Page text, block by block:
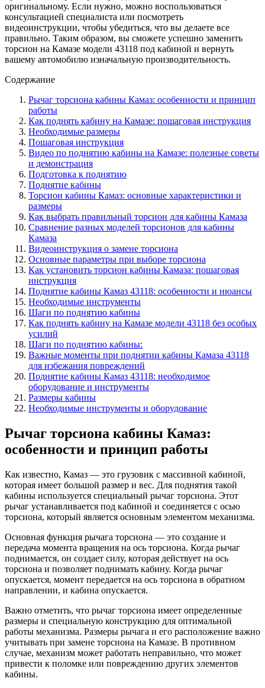
оригинальному. Если нужно, можно воспользоваться
консультацией специалиста или посмотреть
видеоинструкции, чтобы убедиться, что вы делаете все
правильно. Таким образом, вы сможете успешно заменить
торсион на Камазе модели 43118 под кабиной и вернуть
вашему автомобилю изначальную производительность.
Содержание
Рычаг торсиона кабины Камаз: особенности и принцип
работы
Как поднять кабину на Камазе: пошаговая инструкция
Необходимые размеры
Пошаговая инструкция
Видео по поднятию кабины на Камазе: полезные советы
и демонстрация
Подготовка к поднятию
Поднятие кабины
Торсион кабины Камаз: основные характеристики и
размеры
Как выбрать правильный торсион для кабины Камаза
Сравнение разных моделей торсионов для кабины
Камаза
Видеоинструкция о замене торсиона
Основные параметры при выборе торсиона
Как установить торсион кабины Камаза: пошаговая
инструкция
Поднятие кабины Камаз 43118: особенности и нюансы
Необходимые инструменты
Шаги по поднятию кабины
Как поднять кабину на Камазе модели 43118 без особых
усилий
Шаги по поднятию кабины:
Важные моменты при поднятии кабины Камаза 43118
для избежания повреждений
Поднятие кабины Камаз 43118: необходимое
оборудование и инструменты
Размеры кабины
Необходимые инструменты и оборудование
Рычаг торсиона кабины Камаз:
особенности и принцип работы
Как известно, Камаз — это грузовик с массивной кабиной,
которая имеет большой размер и вес. Для поднятия такой
кабины используется специальный рычаг торсиона. Этот
рычаг устанавливается под кабиной и соединяется с осью
торсиона, который является основным элементом механизма.
Основная функция рычага торсиона — это создание и
передача момента вращения на ось торсиона. Когда рычаг
поднимается, он создает силу, которая действует на ось
торсиона и позволяет поднимать кабину. Когда рычаг
опускается, момент передается на ось торсиона в обратном
направлении, и кабина опускается.
Важно отметить, что рычаг торсиона имеет определенные
размеры и специальную конструкцию для оптимальной
работы механизма. Размеры рычага и его расположение важно
учитывать при замене торсиона на Камазе. В противном
случае, механизм может работать неправильно, что может
привести к поломке или повреждению других элементов
кабины.